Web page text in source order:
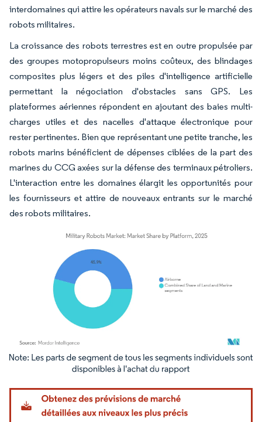
interdomaines qui attire les opérateurs navals sur le marché des
robots militaires.
La croissance des robots terrestres est en outre propulsée par
des groupes motopropulseurs moins coûteux, des blindages
composites plus légers et des piles d'intelligence artificielle
permettant la négociation d'obstacles sans GPS. Les
plateformes aériennes répondent en ajoutant des baies multi-
charges utiles et des nacelles d'attaque électronique pour
rester pertinentes. Bien que représentant une petite tranche, les
robots marins bénéficient de dépenses ciblées de la part des
marines du CCG axées sur la défense des terminaux pétroliers.
L'interaction entre les domaines élargit les opportunités pour
les fournisseurs et attire de nouveaux entrants sur le marché
des robots militaires.
Image © Mordor Intelligence. La réutilisation nécessite une attribution sous CC BY